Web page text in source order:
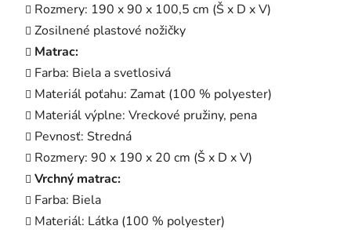
Rozmery: 190 x 90 x 100,5 cm (Š x D x V)
Zosilnené plastové nožičky
Matrac:
Farba: Biela a svetlosivá
Materiál poťahu: Zamat (100 % polyester)
Materiál výplne: Vreckové pružiny, pena
Pevnosť: Stredná
Rozmery: 90 x 190 x 20 cm (Š x D x V)
Vrchný matrac:
Farba: Biela
Materiál: Látka (100 % polyester)